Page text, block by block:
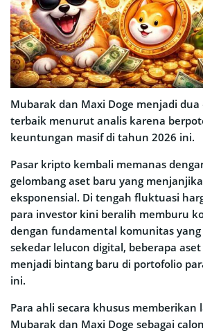
Mubarak dan Maxi Doge menjadi
terbaik menurut analis karena
keuntungan masif di tahun 2026 ini.
Pasar kripto kembali memanas
gelombang aset baru yang
eksponensial. Di tengah fluktuasi
para investor kini beralih memburu
dengan fundamental komunitas
sekedar lelucon digital, beberapa
menjadi bintang baru di portofolio
ini.
Para ahli secara khusus
Mubarak dan Maxi Doge sebagai